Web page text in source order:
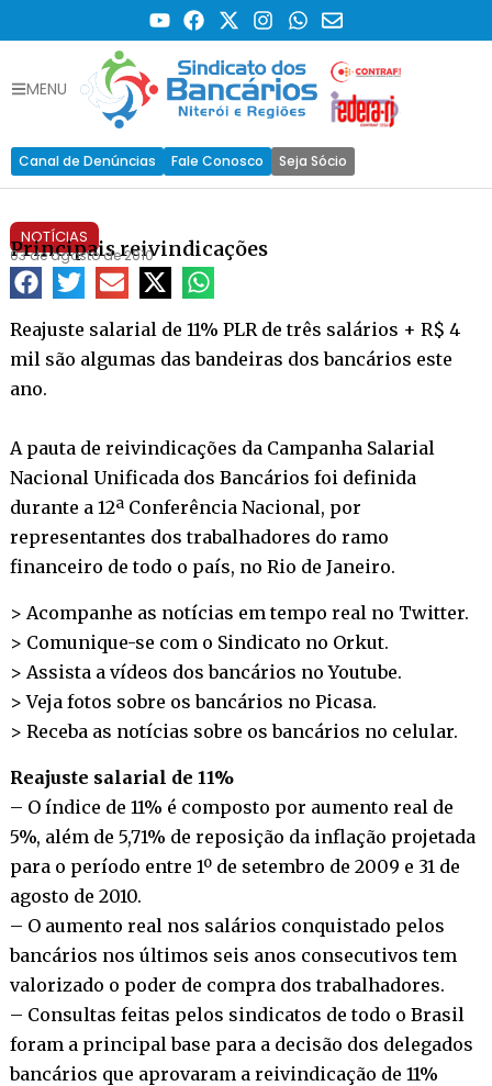
MENU
Canal de Denúncias Fale Conosco Seja Sócio
NOTÍCIAS
Principais reivindicações
03 de agosto de 2010
Reajuste salarial de 11% PLR de três salários + R$ 4
mil são algumas das bandeiras dos bancários este
ano.
A pauta de reivindicações da Campanha Salarial
Nacional Unificada dos Bancários foi definida
durante a 12ª Conferência Nacional, por
representantes dos trabalhadores do ramo
financeiro de todo o país, no Rio de Janeiro.
> Acompanhe as notícias em tempo real no Twitter.
> Comunique-se com o Sindicato no Orkut.
> Assista a vídeos dos bancários noYoutube.
> Veja fotos sobre os bancários no Picasa.
> Receba as notícias sobre os bancários no celular.
Reajuste salarial de 11%
– O índice de 11% é composto por aumento real de
5%, além de 5,71% de reposição da inflação projetada
para o período entre 1º de setembro de 2009 e 31 de
agosto de 2010.
– O aumento real nos salários conquistado pelos
bancários nos últimos seis anos consecutivos tem
valorizado o poder de compra dos trabalhadores.
– Consultas feitas pelos sindicatos de todo o Brasil
foram a principal base para a decisão dos delegados
bancários que aprovaram a reivindicação de 11%